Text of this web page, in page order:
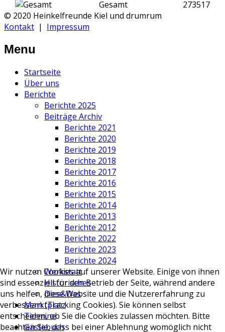
Gesamt
273517
© 2020 Heinkelfreunde Kiel und drumrum
Kontakt | Impressum
Menu
Startseite
Über uns
Berichte
Berichte 2025
Beiträge Archiv
Berichte 2021
Berichte 2020
Berichte 2019
Berichte 2018
Berichte 2017
Berichte 2016
Berichte 2015
Berichte 2014
Berichte 2013
Berichte 2012
Berichte 2022
Berichte 2023
Berichte 2024
Werkstatt
Historisches
Dies&Das
Marktplatz
Termine
Gästebuch
Wir nutzen Cookies auf unserer Website. Einige von ihnen
sind essenziell für den Betrieb der Seite, während andere
uns helfen, diese Website und die Nutzererfahrung zu
verbessern (Tracking Cookies). Sie können selbst
entscheiden, ob Sie die Cookies zulassen möchten. Bitte
beachten Sie, dass bei einer Ablehnung womöglich nicht